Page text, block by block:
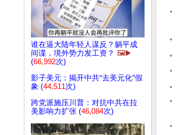
谁在逼大陆年轻人谋反？躺平成
间谍，境外势力发工资？ 🖼️▶️
(66,992次)
影子美元：揭开中共“去美元化”假
象 (44,511次)
跨党派施压川普：对抗中共在拉
美影响力扩张 (46,084次)